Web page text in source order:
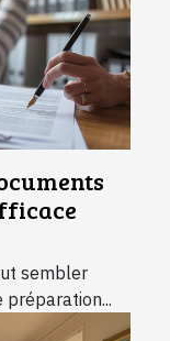
sembler
préparation...